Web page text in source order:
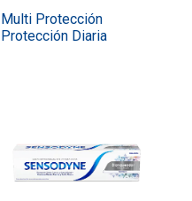
Multi Protección
Protección Diaria